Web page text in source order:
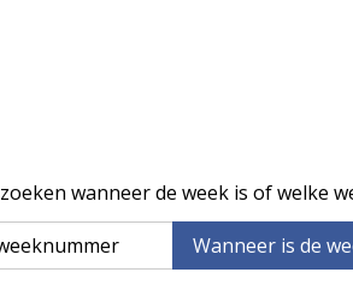
wanneer de week is of welke
Wanneer is de